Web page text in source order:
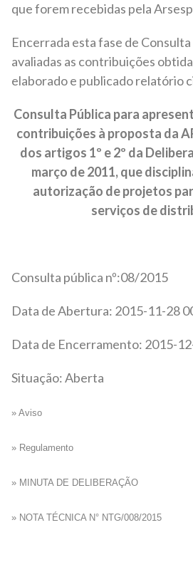
que forem recebidas pela
Encerrada esta fase de
avaliadas as contribuições
elaborado e publicado relatório
Consulta Pública para
contribuições à proposta da
dos artigos 1º e 2º da
março de 2011, que
autorização de projetos
serviços de
Consulta pública nº:08/2015
Data de Abertura: 2015-11-28
Data de Encerramento: 2015-
Situação: Aberta
» Aviso
» Regulamento
» MINUTA DE DELI BERAÇÃO
» NOTA TÉCNICA N° NTG/008/2015